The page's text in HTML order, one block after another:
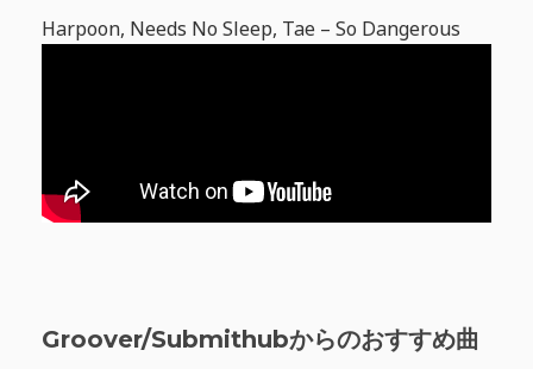
Harpoon, Needs No Sleep, Tae – So Dangerous
Groover/Submithubからのおすすめ曲